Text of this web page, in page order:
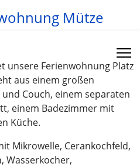
Mütze
unsere Ferienwohnung Platz
aus einem großen
Couch, einem separaten
einem Badezimmer mit
Küche.
Mikrowelle, Cerankochfeld,
Wasserkocher,